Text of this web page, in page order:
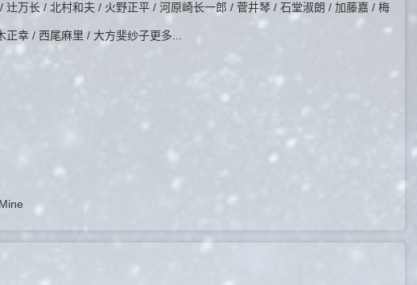
辻万长 / 北村和夫 / 火野正平 / 河原崎长一郎 / 菅井琴 / 石堂淑朗 / 加藤嘉 / 梅
幸 / 西尾麻里 / 大方斐纱子更多...